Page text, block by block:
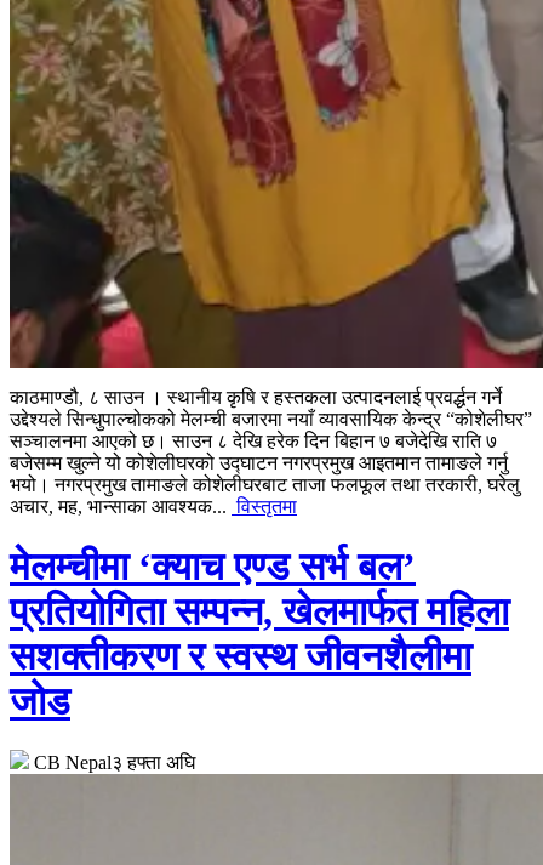
काठमाण्डौ, ८ साउन । स्थानीय कृषि र हस्तकला उत्पादनलाई प्रवर्द्धन गर्ने
उद्देश्यले सिन्धुपाल्चोकको मेलम्ची बजारमा नयाँ व्यावसायिक केन्द्र “कोशेलीघर”
सञ्चालनमा आएको छ। साउन ८ देखि हरेक दिन बिहान ७ बजेदेखि राति ७
बजेसम्म खुल्ने यो कोशेलीघरको उद्घाटन नगरप्रमुख आइतमान तामाङले गर्नु
भयो। नगरप्रमुख तामाङले कोशेलीघरबाट ताजा फलफूल तथा तरकारी, घरेलु
अचार, मह, भान्साका आवश्यक... विस्तृतमा
मेलम्चीमा ‘क्याच एण्ड सर्भ बल’
प्रतियोगिता सम्पन्न, खेलमार्फत महिला
सशक्तीकरण र स्वस्थ जीवनशैलीमा
जोड
CB Nepal३ हफ्ता अघि